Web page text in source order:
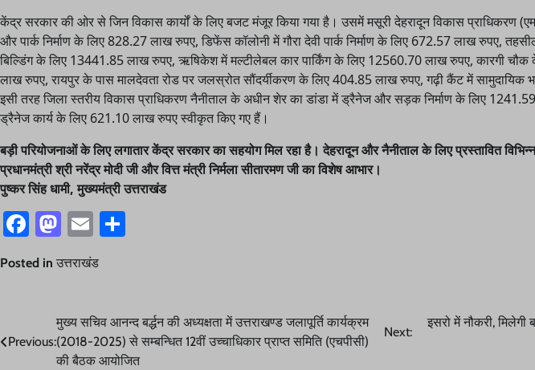
केंद्र सरकार की ओर से जिन विकास कार्यों के लिए बजट मंजूर किया गया है। उसमें मसूरी देहरादून विकास प्राधिकरण
और पार्क निर्माण के लिए 828.27 लाख रुपए, डिफेंस कॉलोनी में गौरा देवी पार्क निर्माण के लिए 672.57 लाख रुपए,
बिल्डिंग के लिए 13441.85 लाख रुपए, ऋषिकेश में मल्टीलेबल कार पार्किंग के लिए 12560.70 लाख रुपए, कारगी चौक
लाख रुपए, रायपुर के पास मालदेवता रोड पर जलस्रोत सौंदर्यीकरण के लिए 404.85 लाख रुपए, गढ़ी कैंट में सामुदायिक
इसी तरह जिला स्तरीय विकास प्राधिकरण नैनीताल के अधीन शेर का डांडा में ड्रैनेज और सड़क निर्माण के लिए
ड्रैनेज कार्य के लिए 621.10 लाख रुपए स्वीकृत किए गए हैं।
बड़ी परियोजनाओं के लिए लगातार केंद्र सरकार का सहयोग मिल रहा है। देहरादून और नैनीताल के लिए प्रस्तावित
प्रधानमंत्री श्री नरेंद्र मोदी जी और वित्त मंत्री निर्मला सीतारमण जी का विशेष आभार।
पुष्कर सिंह धामी, मुख्यमंत्री उत्तराखंड
Facebook
Mastodon
Email
Posted in उत्तराखंड
navigation
Previous:
मुख्य सचिव आनन्द बर्द्धन की अध्यक्षता में उत्तराखण्ड जलापूर्ति कार्यक्रम
(2018-2025) से सम्बन्धित 12वीं उच्चाधिकार प्राप्त समिति (एचपीसी)
की बैठक आयोजित
Next:
इसरो में नौकरी,